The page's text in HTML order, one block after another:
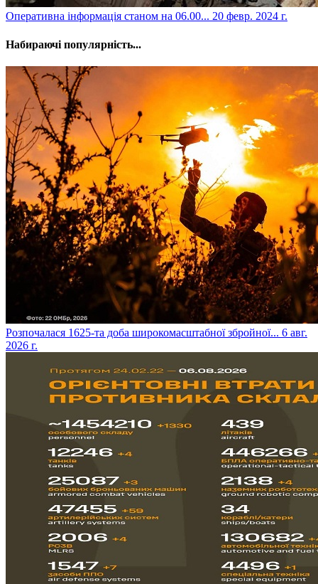
​Оперативна інформація станом на 06.00... 20 февр. 2024 г.
Набираючі популярність...
​Розпочалася 1625-та доба широкомасштабної збройної... 6 авг.
2026 г.